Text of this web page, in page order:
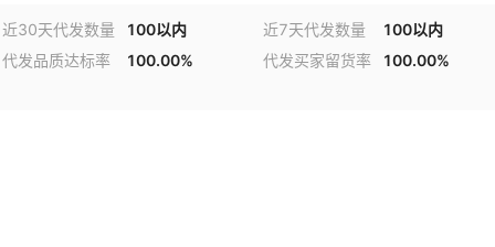
近30天代发数量 100以内 近7天代发数量
100以内
代发品质达标率
100.00% 代发买家留货率 100.00%